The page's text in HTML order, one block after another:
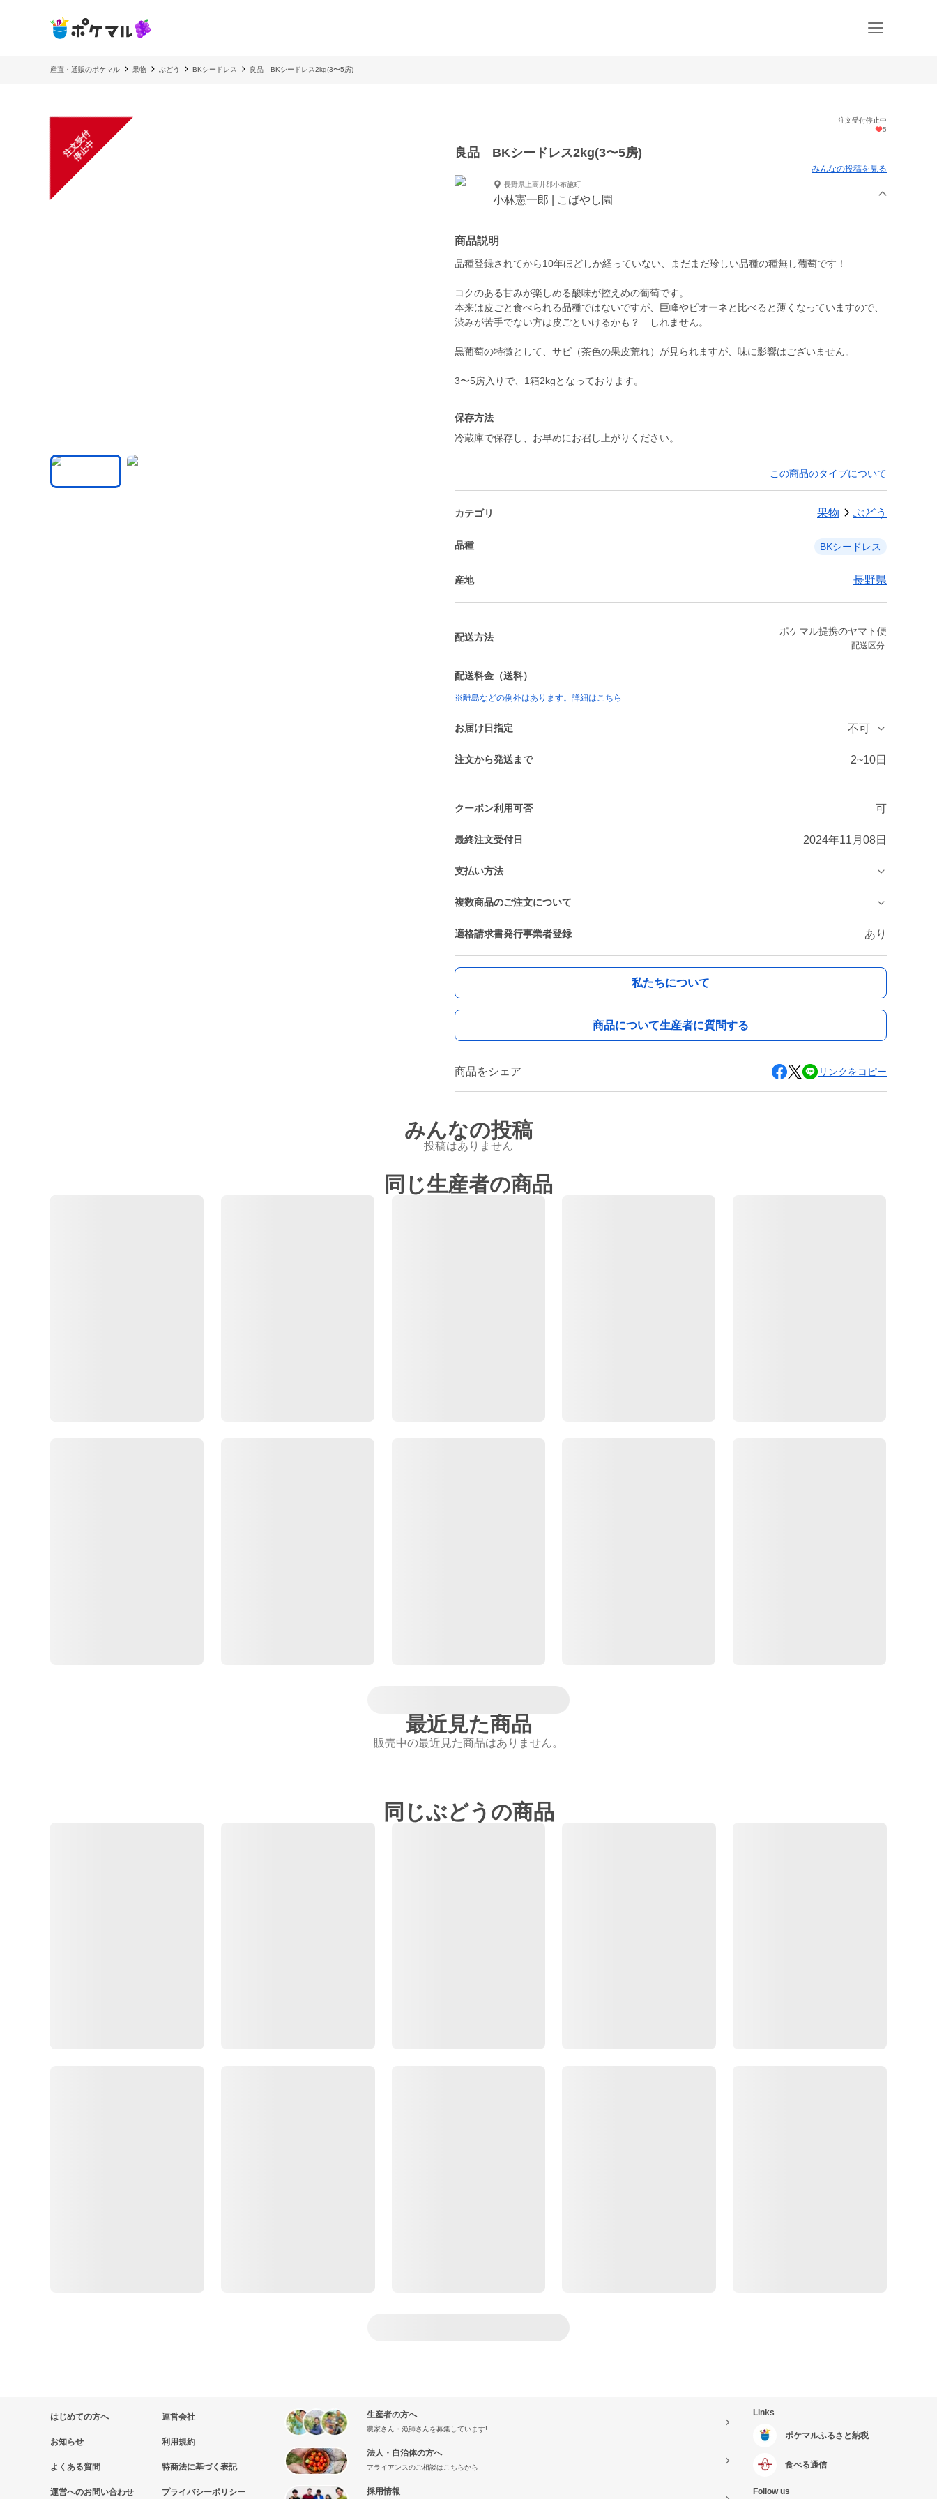
産直・通販のポケマル 果物 ぶどう BKシードレス 良品 BKシードレス2kg(3〜5房)
注
文
受
付
停
止
中
注文受付停止中
5
良品 BKシードレス2kg(3〜5房)
みんなの投稿を見る
長野県上高井郡小布施町
小林憲一郎 | こばやし園
商品説明
品種登録されてから10年ほどしか経っていない、まだまだ珍しい品種の種無し葡萄です！
コクのある甘みが楽しめる酸味が控えめの葡萄です。
本来は皮ごと食べられる品種ではないですが、巨峰やピオーネと比べると薄くなっていますので、
渋みが苦手でない方は皮ごといけるかも？ しれません。
黒葡萄の特徴として、サビ（茶色の果皮荒れ）が見られますが、味に影響はございません。
3〜5房入りで、1箱2kgとなっております。
保存方法
冷蔵庫で保存し、お早めにお召し上がりください。
この商品のタイプについて
カテゴリ 果物 ぶどう
品種 BKシードレス
産地 長野県
配送方法
ポケマル提携のヤマト便
配送区分:
配送料金（送料）
※離島などの例外はあります。詳細はこちら
お届け日指定 不可
注文から発送まで 2~10日
クーポン利用可否 可
最終注文受付日 2024年11月08日
支払い方法
複数商品のご注文について
適格請求書発行事業者登録 あり
私たちについて
商品について生産者に質問する
商品をシェア リンクをコピー
みんなの投稿
投稿はありません
同じ生産者の商品
最近見た商品
販売中の最近見た商品はありません。
同じぶどうの商品
はじめての方へ
お知らせ
よくある質問
運営へのお問い合わせ
運営会社
利用規約
特商法に基づく表記
プライバシーポリシー
生産者の方へ
農家さん・漁師さんを募集しています!
法人・自治体の方へ
アライアンスのご相談はこちらから
採用情報
Links
ポケマルふるさと納税
食べる通信
Follow us